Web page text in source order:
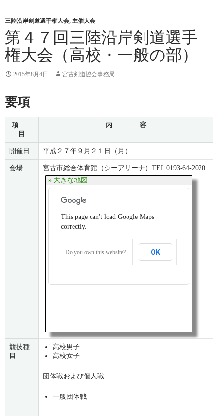
三陸沿岸剣道選手権大会, 主催大会
第４７回三陸沿岸剣道選手
権大会（高校・一般の部）
2015年8月4日 宮古剣道協会事務局
要項
項
目
内 容
開催日 平成２７年９月２１日（月）
会場
宮古市総合体育館（シーアリーナ）TEL 0193-64-2020
» 大きな地図
This page can't load Google Maps
correctly.
Do you own this website? OK
競技種
目
高校男子
高校女子
団体戦および個人戦
一般団体戦